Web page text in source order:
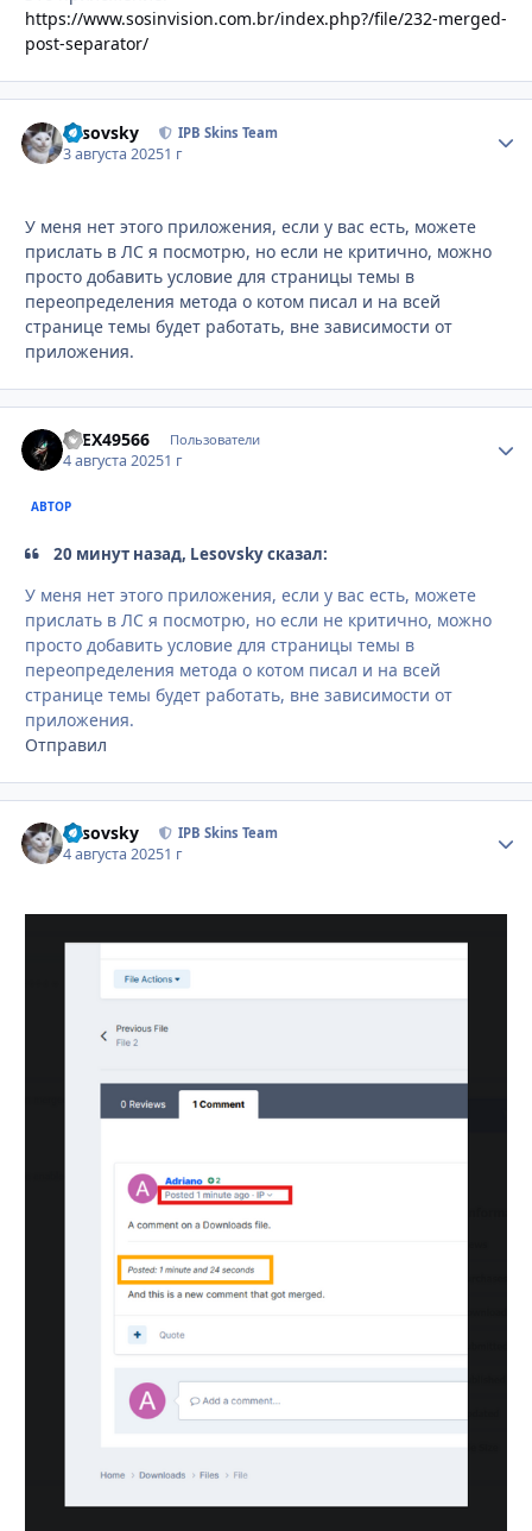
https://www.sosinvision.com.br/index.php?/file/232-merged-
post-separator/
Lesovsky IPB Skins Team
3 августа 20251 г
У меня нет этого приложения, если у вас есть, можете
прислать в ЛС я посмотрю, но если не критично, можно
просто добавить условие для страницы темы в
переопределения метода о котом писал и на всей
странице темы будет работать, вне зависимости от
приложения.
aLEX49566 Пользователи
4 августа 20251 г
АВТОР
20 минут назад, Lesovsky сказал:
У меня нет этого приложения, если у вас есть, можете
прислать в ЛС я посмотрю, но если не критично, можно
просто добавить условие для страницы темы в
переопределения метода о котом писал и на всей
странице темы будет работать, вне зависимости от
приложения.
Отправил
Lesovsky IPB Skins Team
4 августа 20251 г